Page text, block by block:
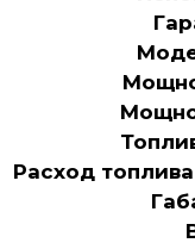
Расход